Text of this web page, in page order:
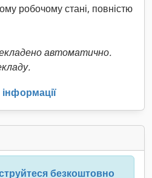
робочому стані, повністю
автоматично.
безкоштовно